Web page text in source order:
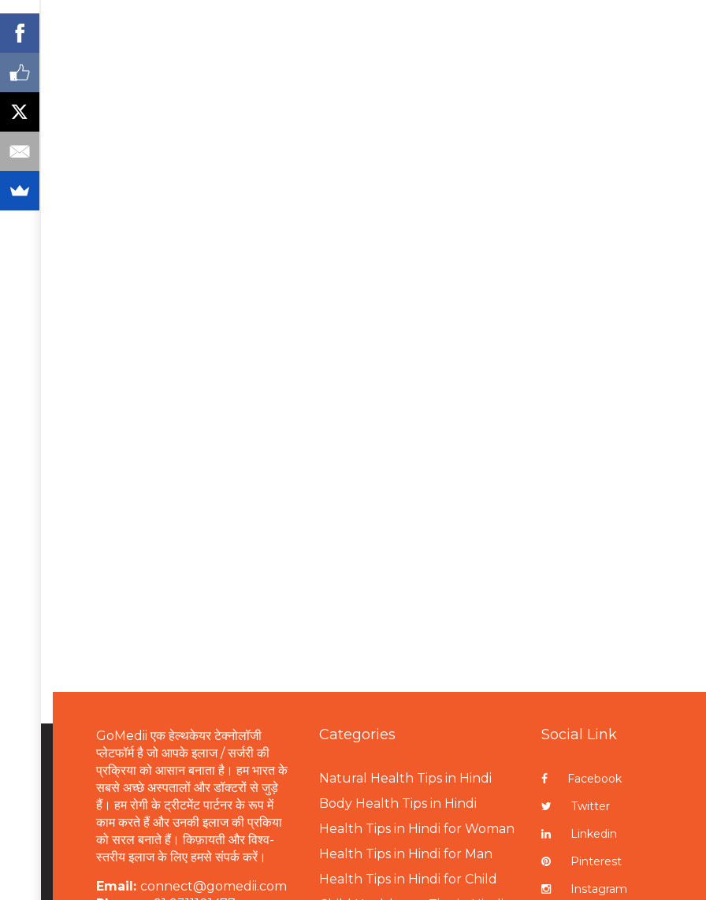
GoMedii एक हेल्थकेयर टेक्नोलॉजी
प्लेटफॉर्म है जो आपके इलाज / सर्जरी की
प्रक्रिया को आसान बनाता है। हम भारत के
सबसे अच्छे अस्पतालों और डॉक्टरों से जुड़े
हैं। हम रोगी के ट्रीटमेंट पार्टनर के रूप में
काम करते हैं और उनकी इलाज की प्रकिया
को सरल बनाते हैं। किफ़ायती और विश्व-
स्तरीय इलाज के लिए हमसे संपर्क करें।
Email: connect@gomedii.com
Categories
Natural Health Tips in Hindi
Body Health Tips in Hindi
Health Tips in Hindi for Woman
Health Tips in Hindi for Man
Health Tips in Hindi for Child
Social Link
Facebook
Twitter
Linkedin
Pinterest
Instagram